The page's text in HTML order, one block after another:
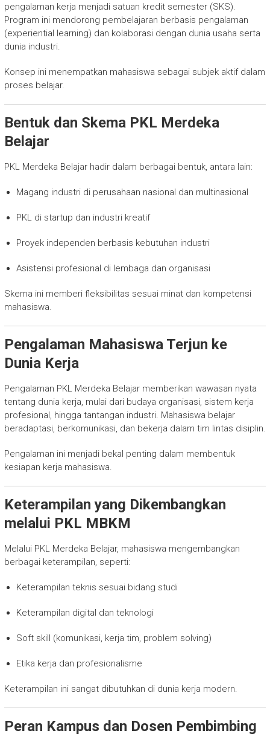
pengalaman kerja menjadi satuan kredit semester (SKS).
Program ini mendorong pembelajaran berbasis pengalaman
(experiential learning) dan kolaborasi dengan dunia usaha serta
dunia industri.
Konsep ini menempatkan mahasiswa sebagai subjek aktif dalam
proses belajar.
Bentuk dan Skema PKL Merdeka
Belajar
PKL Merdeka Belajar hadir dalam berbagai bentuk, antara lain:
Magang industri di perusahaan nasional dan multinasional
PKL di startup dan industri kreatif
Proyek independen berbasis kebutuhan industri
Asistensi profesional di lembaga dan organisasi
Skema ini memberi fleksibilitas sesuai minat dan kompetensi
mahasiswa.
Pengalaman Mahasiswa Terjun ke
Dunia Kerja
Pengalaman PKL Merdeka Belajar memberikan wawasan nyata
tentang dunia kerja, mulai dari budaya organisasi, sistem kerja
profesional, hingga tantangan industri. Mahasiswa belajar
beradaptasi, berkomunikasi, dan bekerja dalam tim lintas disiplin.
Pengalaman ini menjadi bekal penting dalam membentuk
kesiapan kerja mahasiswa.
Keterampilan yang Dikembangkan
melalui PKL MBKM
Melalui PKL Merdeka Belajar, mahasiswa mengembangkan
berbagai keterampilan, seperti:
Keterampilan teknis sesuai bidang studi
Keterampilan digital dan teknologi
Soft skill (komunikasi, kerja tim, problem solving)
Etika kerja dan profesionalisme
Keterampilan ini sangat dibutuhkan di dunia kerja modern.
Peran Kampus dan Dosen Pembimbing